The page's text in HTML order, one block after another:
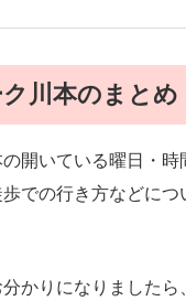
川本のまとめ
開いている曜日・時
での行き方などにつ
かりになりましたら